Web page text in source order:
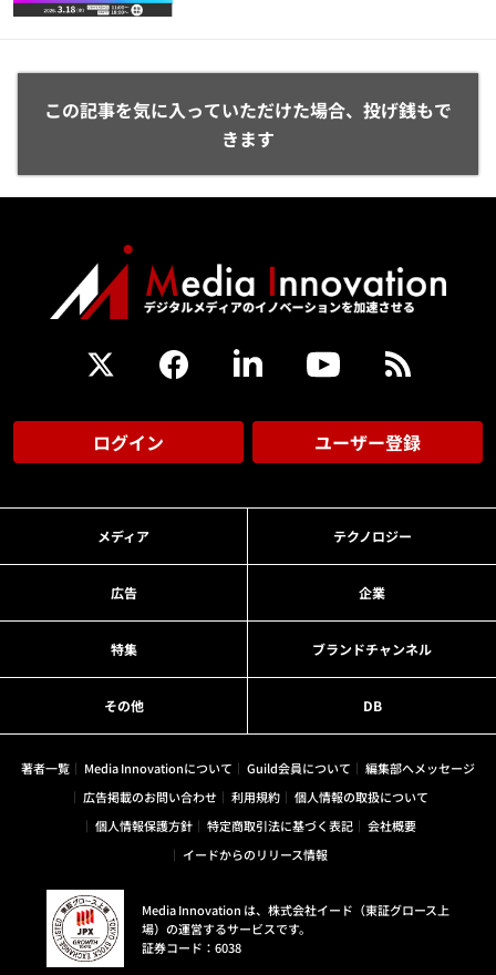
この記事を気に入っていただけた場合、投げ銭もで
きます
ログイン ユーザー登録
メディア テクノロジー
広告 企業
特集 ブランドチャンネル
その他 DB
著者一覧 Media Innovationについて Guild会員について
編集部へメッセージ
広告掲載のお問い合わせ
利用規約
個人情報の取扱について
個人情報保護方針
特定商取引法に基づく表記
会社概要
イードからのリリース情報
Media Innovation は、株式会社イード（東証グロース上
場）の運営するサービスです。
証券コード：6038